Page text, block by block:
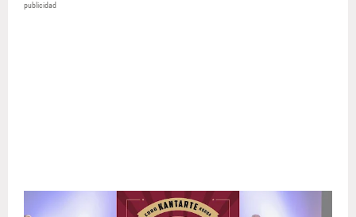
publicidad